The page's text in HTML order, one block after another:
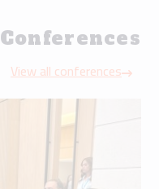
Conferences
View all conferences